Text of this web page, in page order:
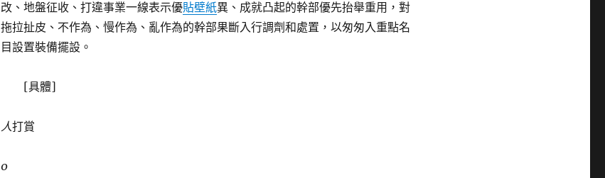
改、地盤征收、打違事業一線表示優貼壁紙異、成就凸起的幹部優先抬舉重用，對
拖拉扯皮、不作為、慢作為、亂作為的幹部果斷入行調劑和處置，以匆匆入重點名
目設置裝備擺設。
[具體]
人打賞
0